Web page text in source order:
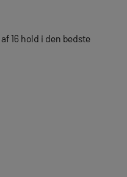
16 hold i den bedste